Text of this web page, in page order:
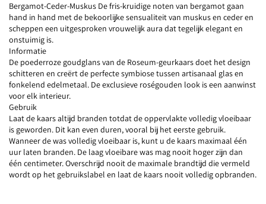
Bergamot-Ceder-Muskus De fris-kruidige noten van bergamot gaan
hand in hand met de bekoorlijke sensualiteit van muskus en ceder en
scheppen een uitgesproken vrouwelijk aura dat tegelijk elegant en
onstuimig is.
Informatie
De poederroze goudglans van de Roseum-geurkaars doet het design
schitteren en creërt de perfecte symbiose tussen artisanaal glas en
fonkelend edelmetaal. De exclusieve roségouden look is een aanwinst
voor elk interieur.
Gebruik
Laat de kaars altijd branden totdat de oppervlakte volledig vloeibaar
is geworden. Dit kan even duren, vooral bij het eerste gebruik.
Wanneer de was volledig vloeibaar is, kunt u de kaars maximaal één
uur laten branden. De laag vloeibare was mag nooit hoger zijn dan
één centimeter. Overschrijd nooit de maximale brandtijd die vermeld
wordt op het gebruikslabel en laat de kaars nooit volledig opbranden.